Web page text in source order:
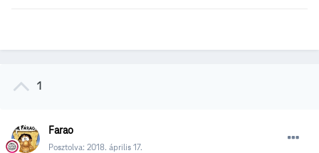
1
Farao
Posztolva: 2018. április 17.